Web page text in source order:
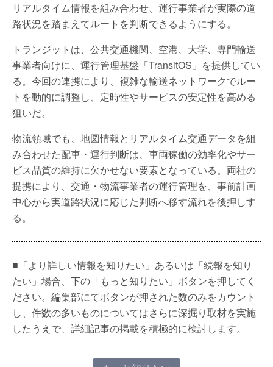
リアルタイム情報を組み合わせ、運行事業者が実際の道
路状況を踏まえてルートを判断できるようにする。
トランジットは、公共交通機関、空港、大学、専門輸送
事業者向けに、運行管理基盤「TransitOS」を提供してい
る。今回の連携により、複雑な輸送ネットワークでルー
トを動的に調整し、定時性やサービスの安定性を高める
狙いだ。
物流領域でも、地図情報とリアルタイム交通データを組
み合わせた配車・運行判断は、車両稼働の効率化やサー
ビス品質の維持に欠かせない要素となっている。両社の
提携により、交通・物流事業者の運行管理を、事前計画
中心から実道路状況に応じた判断へ移す流れを後押しす
る。
■「より詳しい情報を知りたい」あるいは「続報を知り
たい」場合、下の「もっと知りたい」ボタンを押してく
ださい。編集部にてボタンが押された数のみをカウント
し、件数の多いものについてはさらに深掘り取材を実施
したうえで、詳細記事の掲載を積極的に検討します。